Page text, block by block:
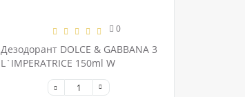
0
Дезодорант DOLCE & GABBANA 3
L`IMPERATRICE 150ml W